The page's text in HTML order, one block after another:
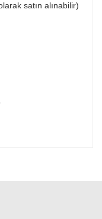
satın alınabilir)